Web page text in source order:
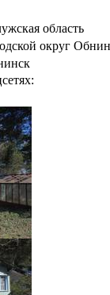
область
округ